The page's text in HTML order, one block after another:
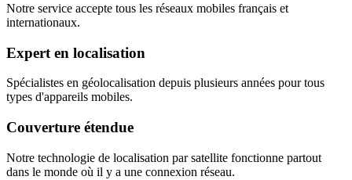
Notre service accepte tous les réseaux mobiles français et
internationaux.
Expert en localisation
Spécialistes en géolocalisation depuis plusieurs années pour tous
types d'appareils mobiles.
Couverture étendue
Notre technologie de localisation par satellite fonctionne partout
dans le monde où il y a une connexion réseau.